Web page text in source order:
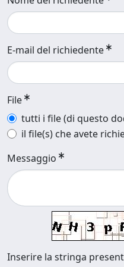
E-mail del richiedente
File
tutti i file (di questo
il file(s) che avete
Messaggio
Inserire la stringa